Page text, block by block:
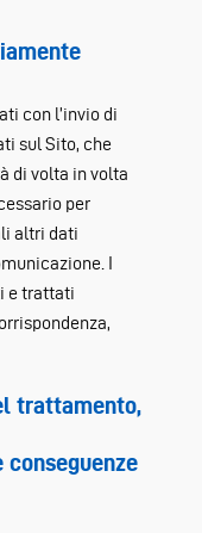
con l’invio di
sul Sito, che
di volta in volta
per
altri dati
I
e trattati
trattamento,